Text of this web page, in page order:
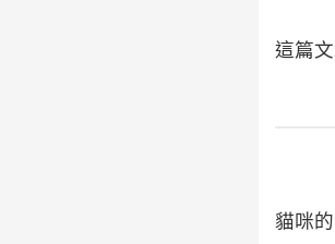
這篇
貓咪